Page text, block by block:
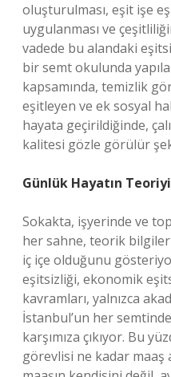
oluşturulması, eşit işe
uygulanması ve
vadede bu alandaki
bir semt okulunda
kapsamında, temizlik
eşitleyen ve ek sosyal
hayata geçirildiğinde,
kalitesi gözle görülür
Günlük Hayatın
Sokakta, işyerinde ve
her sahne, teorik
iç içe olduğunu
eşitsizliği, ekonomik
kavramları, yalnızca
İstanbul’un her
karşımıza çıkıyor. Bu
görevlisi ne kadar maaş